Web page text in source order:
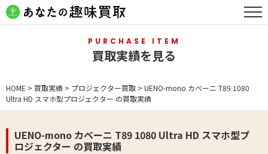
PURCHASE ITEM
買取実績を見る
HOME > 買取実績 > プロジェクター買取 > UENO-mono カベーニ T89 1080
Ultra HD スマホ型プロジェクター の買取実績
UENO-mono カベーニ T89 1080 Ultra HD スマホ型プ
ロジェクター の買取実績